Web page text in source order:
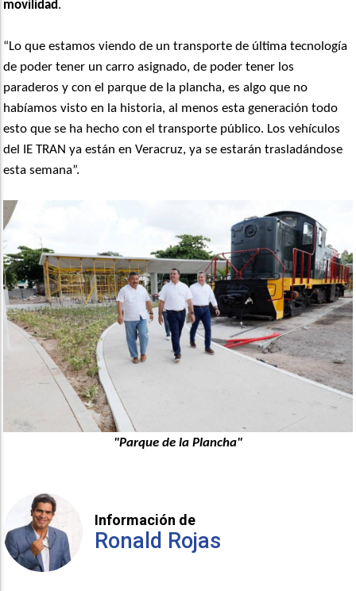
movilidad.
“Lo que estamos viendo de un transporte de última tecnología
de poder tener un carro asignado, de poder tener los
paraderos y con el parque de la plancha, es algo que no
habíamos visto en la historia, al menos esta generación todo
esto que se ha hecho con el transporte público. Los vehículos
del IE TRAN ya están en Veracruz, ya se estarán trasladándose
esta semana”.
"Parque de la Plancha"
Información de
Ronald Rojas